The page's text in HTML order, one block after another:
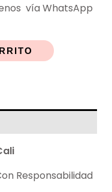
vía WhatsApp
Responsabilidad